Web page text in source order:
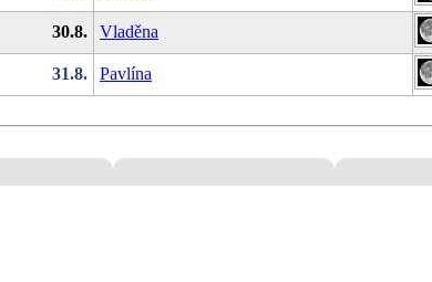
30.8. Vladěna
31.8. Pavlína